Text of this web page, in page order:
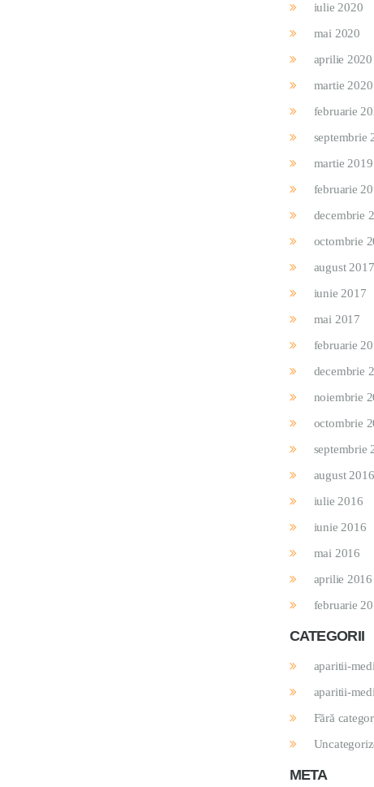
iulie 2020
mai 2020
aprilie 2020
martie 2020
februarie
septembrie
martie 2019
februarie
decembrie
octombrie
august 2017
iunie 2017
mai 2017
februarie
decembrie
noiembrie
octombrie
septembrie
august 2016
iulie 2016
iunie 2016
mai 2016
aprilie 2016
februarie
CATEGORII
aparitii-
aparitii-
Fără
META